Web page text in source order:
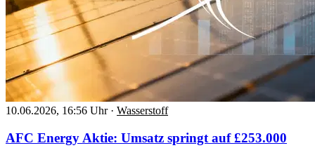
10.06.2026, 16:56 Uhr · Wasserstoff
AFC Energy Aktie: Umsatz springt auf £253.000